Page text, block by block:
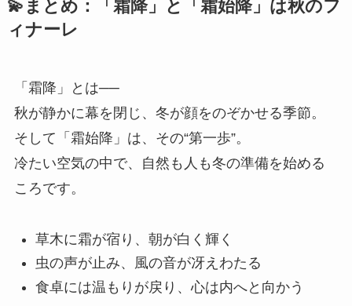
💫まとめ：「霜降」と「霜始降」は秋のフ
ィナーレ
「霜降」とは──
秋が静かに幕を閉じ、冬が顔をのぞかせる季節。
そして「霜始降」は、その“第一歩”。
冷たい空気の中で、自然も人も冬の準備を始める
ころです。
草木に霜が宿り、朝が白く輝く
虫の声が止み、風の音が冴えわたる
食卓には温もりが戻り、心は内へと向かう